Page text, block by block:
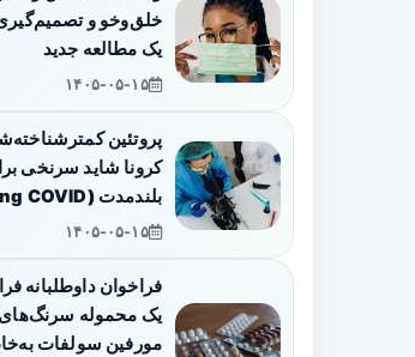
خلق‌وخو و
یک مطالعه جدید
۱۴۰۵-۰۵-۱۵
پروتئین
کرونا شاید سرنخی
بلندمدت (Long COVID) باشد
۱۴۰۵-۰۵-۱۵
فراخوان داوطلبانه
یک محموله سرنگ‌های
مورفین سولفات